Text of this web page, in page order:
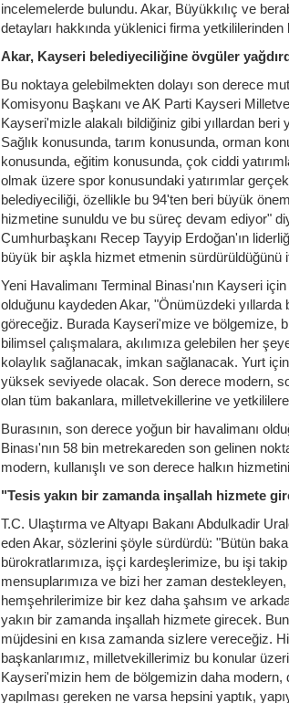
incelemelerde bulundu. Akar, Büyükkılıç ve
detayları hakkında yüklenici firma yetkililerinden
Akar, Kayseri belediyeciliğine övgüler
Bu noktaya gelebilmekten dolayı son derece
Komisyonu Başkanı ve AK Parti Kayseri
Kayseri'mizle alakalı bildiğiniz gibi yıllardan beri
Sağlık konusunda, tarım konusunda, orman
konusunda, eğitim konusunda, çok ciddi
olmak üzere spor konusundaki yatırımlar
belediyeciliği, özellikle bu 94'ten beri büyük
hizmetine sunuldu ve bu süreç devam ediyor"
Cumhurbaşkanı Recep Tayyip Erdoğan'ın
büyük bir aşkla hizmet etmenin sürdürüldüğünü
Yeni Havalimanı Terminal Binası'nın Kayseri
olduğunu kaydeden Akar, "Önümüzdeki yıllarda
göreceğiz. Burada Kayseri'mize ve bölgemize,
bilimsel çalışmalara, akılımıza gelebilen her
kolaylık sağlanacak, imkan sağlanacak. Yurt
yüksek seviyede olacak. Son derece modern,
olan tüm bakanlara, milletvekillerine ve
Burasının, son derece yoğun bir havalimanı
Binası'nın 58 bin metrekareden son gelinen
modern, kullanışlı ve son derece halkın
"Tesis yakın bir zamanda inşallah hizmete
T.C. Ulaştırma ve Altyapı Bakanı Abdulkadir
eden Akar, sözlerini şöyle sürdürdü: "Bütün
bürokratlarımıza, işçi kardeşlerimize, bu işi
mensuplarımıza ve bizi her zaman
hemşehrilerimize bir kez daha şahsım ve
yakın bir zamanda inşallah hizmete girecek.
müjdesini en kısa zamanda sizlere vereceğiz.
başkanlarımız, milletvekillerimiz bu konular
Kayseri'mizin hem de bölgemizin daha modern,
yapılması gereken ne varsa hepsini yaptık,